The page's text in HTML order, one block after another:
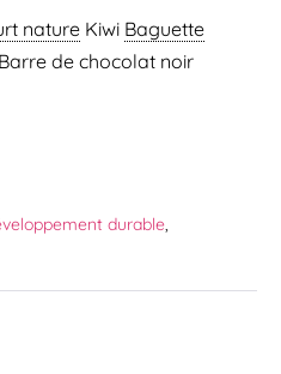
nature Kiwi Baguette
Barre de chocolat noir
durable,